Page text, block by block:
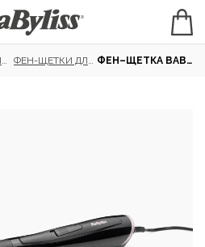
СТАЙЛИНГ ФЕН-ЩЕТКИ ДЛЯ ВОЛОС ФЕН–ЩЕТКА BABYLISS AS128E